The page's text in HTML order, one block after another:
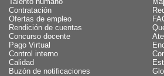
Talento humano
Contratación
Ofertas de empleo
Rendición de cuentas
Concurso docente
Pago Virtual
Control interno
Calidad
Buzón de notificaciones